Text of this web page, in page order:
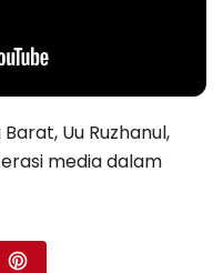
Uu Ruzhanul,
media dalam